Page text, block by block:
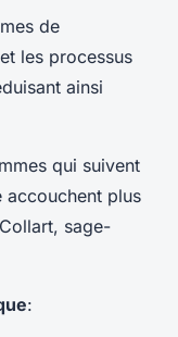
de
les processus
ainsi
qui suivent
accouchent plus
sage-
: